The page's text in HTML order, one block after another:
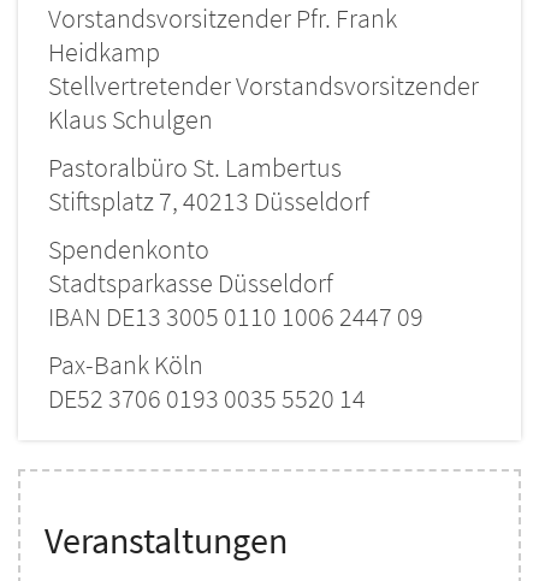
Vorstandsvorsitzender Pfr. Frank
Heidkamp
Stellvertretender Vorstandsvorsitzender
Klaus Schulgen
Pastoralbüro St. Lambertus
Stiftsplatz 7, 40213 Düsseldorf
Spendenkonto
Stadtsparkasse Düsseldorf
IBAN DE13 3005 0110 1006 2447 09
Pax-Bank Köln
DE52 3706 0193 0035 5520 14
Veranstaltungen